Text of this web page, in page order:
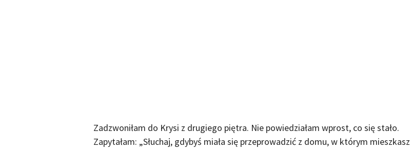
Zadzwoniłam do Krysi z drugiego piętra. Nie powiedziałam wprost, co się stało.
Zapytałam: „Słuchaj, gdybyś miała się przeprowadzić z domu, w którym mieszkasz